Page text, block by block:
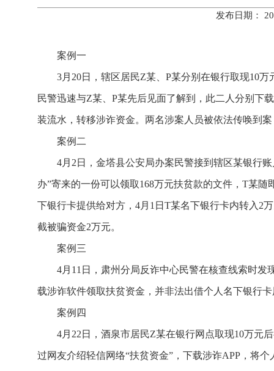
发布日期：
案例一
3月20日，辖区居民Z某、P某分别在银行取现10
民警迅速与Z某、P某先后见面了解到，此二人分别下
装流水，转移涉诈资金。两名涉案人员被依法传唤到
案例二
4月2日，金塔县公安局办案民警接到辖区某银行
办”寄来的一份可以领取168万元扶贫款的文件，T某
下银行卡提供给对方，4月1日T某名下银行卡内转入2
截被骗资金2万元。
案例三
4月11日，肃州分局反诈中心民警在核查线索时
载涉诈软件领取扶贫资金，并非法出借个人名下银行
案例四
4月22日，酒泉市居民Z某在银行网点取现10万元
过网友介绍轻信网络“扶贫资金”，下载涉诈APP，将